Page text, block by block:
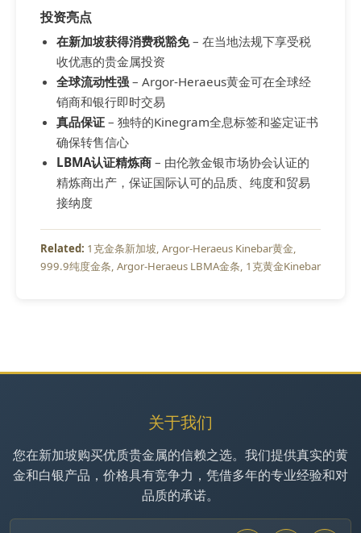
投资亮点
在新加坡获得消费税豁免– 在当地法规下享受税
收优惠的贵金属投资
全球流动性强 – Argor-Heraeus黄金可在全球经
销商和银行即时交易
真品保证 – 独特的Kinegram全息标签和鉴定证书
确保转售信心
LBMA认证精炼商 – 由伦敦金银市场协会认证的
精炼商出产，保证国际认可的品质、纯度和贸易
接纳度
1克金条新加坡 Argor-Heraeus Kinebar黄金
999.9纯度金条 Argor-Heraeus LBMA金条 1克黄金Kinebar
关于我们
您在新加坡购买优质贵金属的信赖之选。我们提供真实的黄
金和白银产品，价格具有竞争力，凭借多年的专业经验和对
品质的承诺。